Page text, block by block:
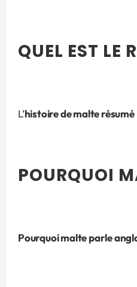
QUEL EST LE
L’histoire de malte résumé
POURQUOI
Pourquoi malte parle